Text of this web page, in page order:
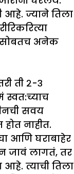
आहे. ज्याने तिला
अनेक
ती २-३
स्वत:च्याच
सवय
नाहीत.
आणि घराबाहेर
जावं लागतं, तर
आहे. त्याची तिला